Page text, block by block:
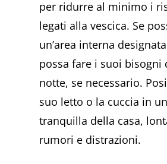
per ridurre al minimo i
legati alla vescica. Se
un’area interna
possa fare i suoi bisogni
notte, se necessario.
suo letto o la cuccia in
tranquilla della casa,
rumori e distrazioni.